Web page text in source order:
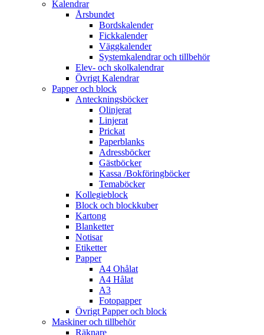
Kalendrar
Årsbundet
Bordskalender
Fickkalender
Väggkalender
Systemkalendrar och tillbehör
Elev- och skolkalendrar
Övrigt Kalendrar
Papper och block
Anteckningsböcker
Olinjerat
Linjerat
Prickat
Paperblanks
Adressböcker
Gästböcker
Kassa /Bokföringböcker
Temaböcker
Kollegieblock
Block och blockkuber
Kartong
Blanketter
Notisar
Etiketter
Papper
A4 Ohålat
A4 Hålat
A3
Fotopapper
Övrigt Papper och block
Maskiner och tillbehör
Räknare